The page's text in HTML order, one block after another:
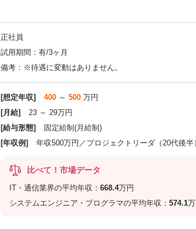
正社員
試用期間：有/3ヶ月
備考：※待遇に変動はありません。
[想定年収] 400 ～ 500 万円
[月給]
23 ～ 29万円
[給与形態]
固定給制(月給制)
[年収例]
年収500万円／プロジェクトリーダ（20代後半
比べて！市場データ
IT・通信業界の平均年収： 668.4万円
システムエンジニア・プログラマの平均年収： 574.1